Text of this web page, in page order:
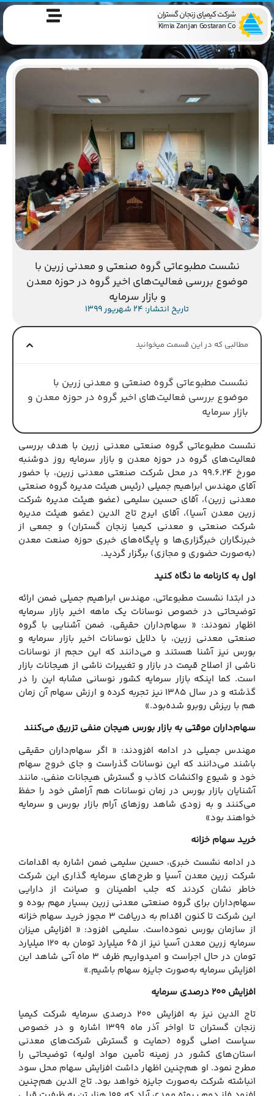
شرکت کیمیای زنجان گستران
Kimia Zanjan Gostaran Co
نشست مطبوعاتی گروه صنعتی و معدنی زرین با
موضوع بررسی فعالیت‌های اخیر گروه در حوزه معدن
و بازار سرمایه
تاریخ انتشار: 24 شهریور 1399
مطالبی که در این قسمت میخوانید
نشست مطبوعاتی گروه صنعتی و معدنی زرین با
موضوع بررسی فعالیت‌های اخیر گروه در حوزه معدن و
بازار سرمایه
نشست مطبوعاتی گروه صنعتی معدنی زرین با هدف بررسی
فعالیت‌های گروه در حوزه معدن و بازار سرمایه روز دوشنبه
مورخ 99.6.24 در محل شرکت صنعتی معدنی زرین، با حضور
آقای مهندس ابراهیم جمیلی (رئیس هیئت مدیره گروه صنعتی
معدنی زرین)، آقای حسین سلیمی (عضو هیئت مدیره شرکت
زرین معدن آسیا)، آقای ایرج تاج الدین (عضو هیئت مدیره
شرکت صنعتی و معدنی کیمیا زنجان گستران) و جمعی از
خبرنگاران خبرگزاری‌ها و پایگاه‌های خبری حوزه صنعت معدن
(به‌صورت حضوری و مجازی) برگزار گردید.
اول به کارنامه ما نگاه کنید
در ابتدا نشست مطبوعاتی، مهندس ابراهیم جمیلی ضمن ارائه
توضیحاتی در خصوص نوسانات یک ماهه اخیر بازار سرمایه
اظهار نمودند: « سهام‌داران حقیقی، ضمن آشنایی با گروه
صنعتی معدنی زرین، با دلایل نوسانات اخیر بازار سرمایه و
بورس نیز آشنا هستند و می‌دانند که این حجم از نوسانات
ناشی از اصلاح قیمت در بازار و تغییرات ناشی از هیجانات بازار
است. کما اینکه بازار سرمایه کشور نوسانی مشابه این را در
گذشته و در سال 1385 نیز تجربه کرده‌ و ارزش سهام آن زمان
هم با ریزش روبرو شده‌بود.»
سهام‌داران موقتی به بازار بورس هیجان منفی تزریق می‌کنند
مهندس جمیلی در ادامه افزودند: « اگر سهام‌داران حقیقی
باشند می‌دانند که این نوسانات گذراست و جای خروج سهام
خود و شیوع واکنشات کاذب و گسترش هیجانات منفی، مانند
آشنایان بازار بورس در زمان نوسانات هم آرامش خود را حفظ
می‌کنند و به زودی شاهد روزهای آرام بازار بورس و سرمایه
خواهند بود»
خرید سهام خزانه
در ادامه نشست خبری، حسین سلیمی ضمن اشاره به اقدامات
شرکت زرین معدن آسیا و طرح‌های سرمایه‌ گذاری این شرکت
خاطر نشان کردند که جلب اطمینان و صیانت از دارایی
سهام‌داران برای گروه صنعتی معدنی زرین بسیار مهم بوده و
این شرکت تا کنون اقدام به دریافت 3 مجوز خرید سهام خزانه
از سازمان بورس نموده‌است. سلیمی افزود: « افزایش میزان
سرمایه زرین معدن آسیا نیز از 65 میلیارد تومان به 120 میلیارد
تومان در حال اجراست و امیدواریم ظرف 3 ماه آتی شاهد این
افزایش سرمایه به‌صورت جایزه سهام باشیم.»
افزایش 200 درصدی سرمایه
تاج الدین نیز به افزایش 200 درصدی سرمایه شرکت کیمیا
زنجان گستران تا اواخر آذر ماه 1399 اشاره و در خصوص
سیاست اصلی گروه (حمایت و گسترش شرکت‌های معدنی
استان‌های کشور در زمینه تأمین مواد اولیه) توضیحاتی را
مطرح نمود. او هم‌چنین اظهار داشت افزایش سهام محل سود
انباشته شرکت به‌صورت جایزه خواهد بود. تاج الدین هم‌چنین